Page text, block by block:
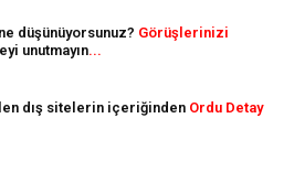
düşünüyorsunuz? Görüşlerinizi
unutmayın...
dış sitelerin içeriğinden Ordu Detay